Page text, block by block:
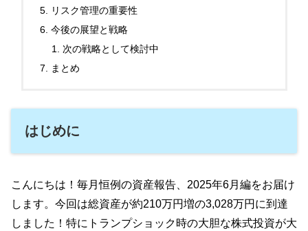
リスク管理の重要性
今後の展望と戦略
次の戦略として検討中
まとめ
はじめに
こんにちは！毎月恒例の資産報告、2025年6月編をお届け
します。今回は総資産が約210万円増の3,028万円に到達
しました！特にトランプショック時の大胆な株式投資が大